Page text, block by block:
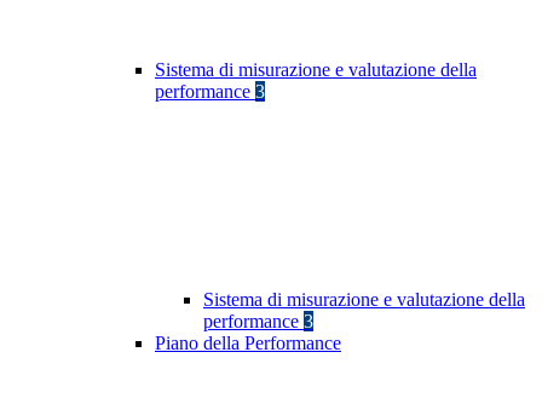
Sistema di misurazione e valutazione della
performance 3
Sistema di misurazione e valutazione della
performance 3
Piano della Performance